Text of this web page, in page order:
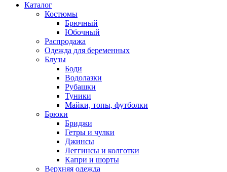
Каталог
Костюмы
Брючный
Юбочный
Распродажа
Одежда для беременных
Блузы
Боди
Водолазки
Рубашки
Туники
Майки, топы, футболки
Брюки
Бриджи
Гетры и чулки
Джинсы
Леггинсы и колготки
Капри и шорты
Верхняя одежда